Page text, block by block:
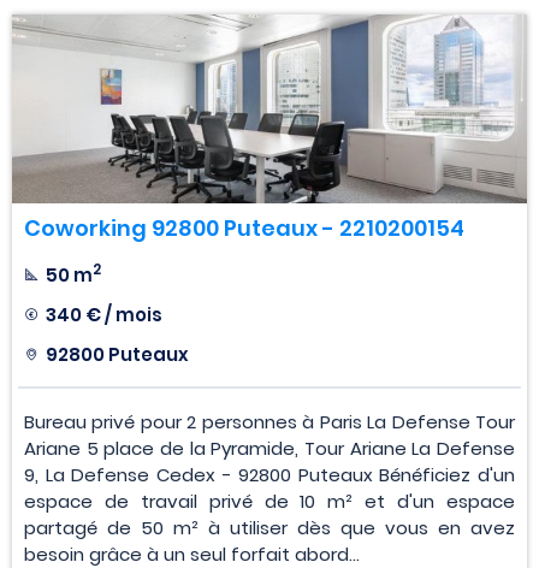
Coworking 92800 Puteaux - 2210200154
50 m2
340 € / mois
92800 Puteaux
Bureau privé pour 2 personnes à Paris La Defense Tour
Ariane 5 place de la Pyramide, Tour Ariane La Defense
9, La Defense Cedex - 92800 Puteaux Bénéficiez d'un
espace de travail privé de 10 m² et d'un espace
partagé de 50 m² à utiliser dès que vous en avez
besoin grâce à un seul forfait abord...